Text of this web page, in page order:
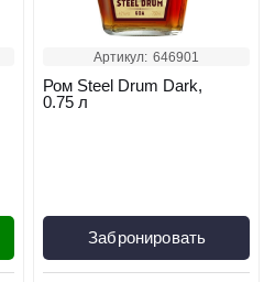
Артикул: 646901
Ром Steel Drum Dark,
0.75 л
Забронировать